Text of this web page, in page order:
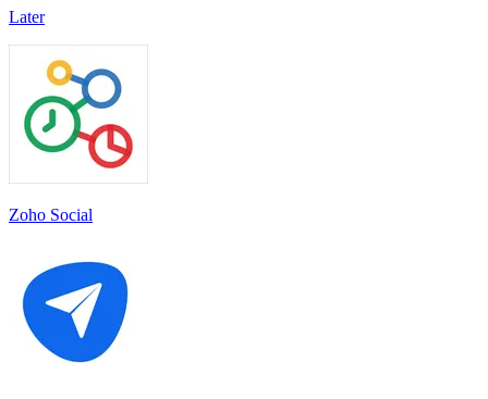
Later
Zoho Social